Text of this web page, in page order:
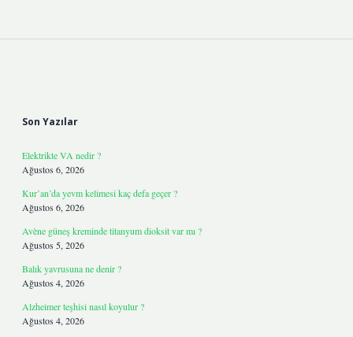
Son Yazılar
Elektrikte VA nedir ?
Ağustos 6, 2026
Kur’an’da yevm kelimesi kaç defa geçer ?
Ağustos 6, 2026
Avène güneş kreminde titanyum dioksit var mı ?
Ağustos 5, 2026
Balık yavrusuna ne denir ?
Ağustos 4, 2026
Alzheimer teşhisi nasıl koyulur ?
Ağustos 4, 2026